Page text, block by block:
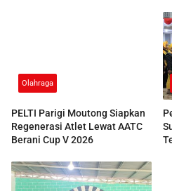
Olahraga
PELTI Parigi Moutong Siapkan
Regenerasi Atlet Lewat AATC
Berani Cup V 2026